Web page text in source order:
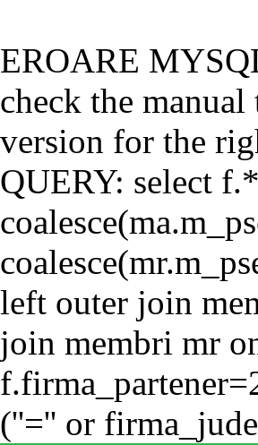
EROARE
check the
version for the
QUERY: select
left outer join
join membri mr
(''='' or